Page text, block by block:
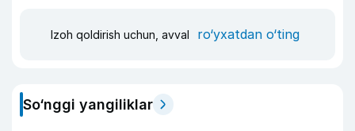
Izoh qoldirish uchun, avval ro‘yxatdan o‘ting
So‘nggi yangiliklar